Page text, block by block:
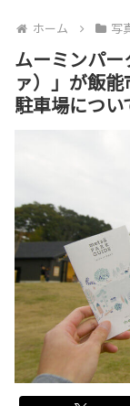
ホーム 写
ムーミンパ
ァ）」が飯
駐車場につい